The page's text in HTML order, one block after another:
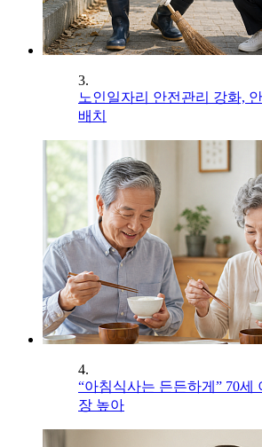
3.
노인일자리 안전관리 강화,
배치
4.
“아침식사는 든든하게” 70세
장 높아